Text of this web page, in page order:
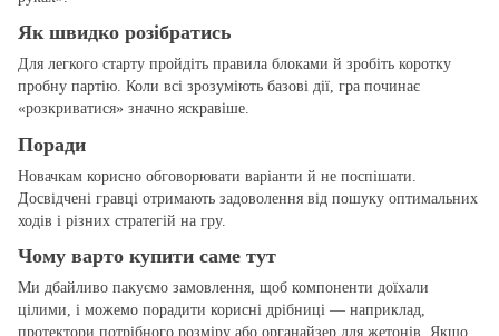
Як швидко розібратись
Для легкого старту пройдіть правила блоками й зробіть коротку
пробну партію. Коли всі зрозуміють базові дії, гра починає
«розкриватися» значно яскравіше.
Поради
Новачкам корисно обговорювати варіанти й не поспішати.
Досвідчені гравці отримають задоволення від пошуку оптимальних
ходів і різних стратегій на гру.
Чому варто купити саме тут
Ми дбайливо пакуємо замовлення, щоб компоненти доїхали
цілими, і можемо порадити корисні дрібниці — наприклад,
протектори потрібного розміру або органайзер для жетонів. Якщо